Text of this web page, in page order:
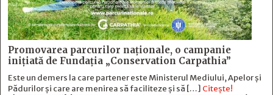
Promovarea parcurilor naționale, o campanie
inițiată de Fundația „Conservation Carpathia”
Este un demers la care partener este Ministerul Mediului, Apelor și
Pădurilor și care are menirea să faciliteze și să […] Citește!